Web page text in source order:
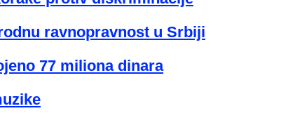
ravnopravnost u Srbiji
77 miliona dinara